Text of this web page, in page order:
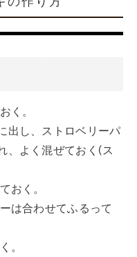
く。
出し、ストロベリーパ
、よく混ぜておく(ス
おく。
は合わせてふるって
。